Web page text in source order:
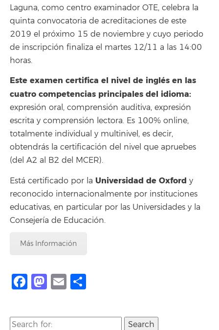
Laguna, como centro examinador OTE, celebra la
quinta convocatoria de acreditaciones de este
2019 el próximo 15 de noviembre y cuyo periodo
de inscripción finaliza el martes 12/11 a las 14:00
horas.
Este examen certifica el nivel de inglés en las
cuatro competencias principales del idioma:
expresión oral, comprensión auditiva, expresión
escrita y comprensión lectora. Es 100% online,
totalmente individual y multinivel, es decir,
obtendrás la certificación del nivel que apruebes
(del A2 al B2 del MCER).
Está certificado por la Universidad de Oxford y
reconocido internacionalmente por instituciones
educativas, en particular por las Universidades y la
Consejería de Educación.
Más Información
Facebook
Mastodon
Email
Search